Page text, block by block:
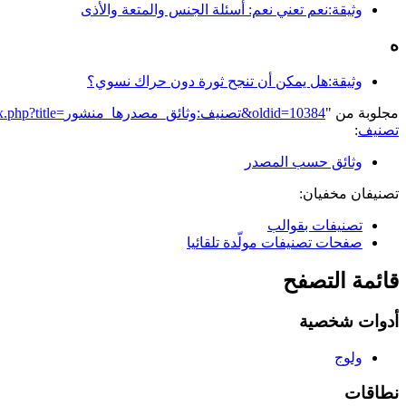
وثيقة:نعم تعني نعم: أسئلة الجنس والمتعة والأذى
ه
وثيقة:هل يمكن أن تنجح ثورة دون حراك نسوي؟
مجلوبة من "https://genderiyya.xyz/mw/index.php?title=تصنيف:وثائق_مصدرها_منشور&oldid=10384
تصنيف:
وثائق حسب المصدر
تصنيفان مخفيان:
تصنيفات بقوالب
صفحات تصنيفات مولّدة تلقائيا
قائمة التصفح
أدوات شخصية
ولوج
نطاقات